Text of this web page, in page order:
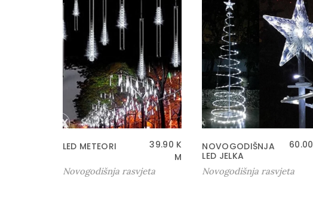
LED METEORI 39.90 K
M
Novogodišnja rasvjeta
NOVOGODIŠNJA
LED JELKA
60.00
Novogodišnja rasvjeta